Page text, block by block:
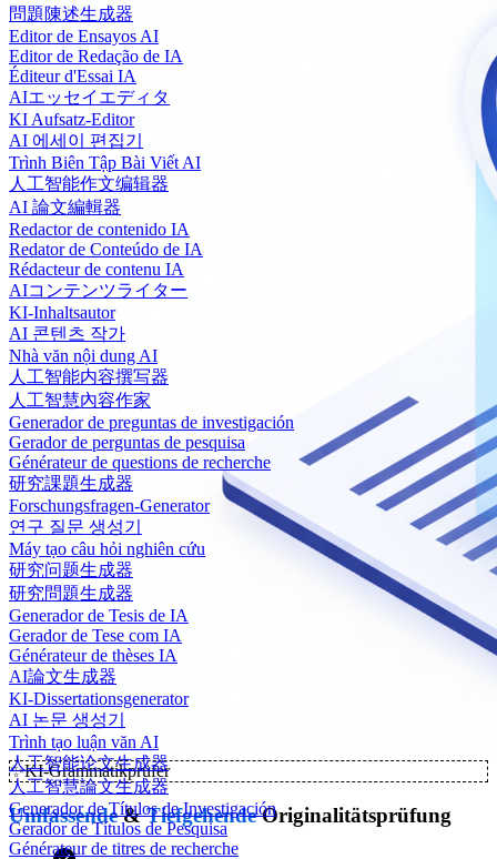
問題陳述生成器
Editor de Ensayos AI
Editor de Redação de IA
Éditeur d'Essai IA
AIエッセイエディタ
KI Aufsatz-Editor
AI 에세이 편집기
Trình Biên Tập Bài Viết AI
人工智能作文编辑器
AI 論文編輯器
Redactor de contenido IA
Redator de Conteúdo de IA
Rédacteur de contenu IA
AIコンテンツライター
KI-Inhaltsautor
AI 콘텐츠 작가
Nhà văn nội dung AI
人工智能内容撰写器
人工智慧內容作家
Generador de preguntas de investigación
Gerador de perguntas de pesquisa
Générateur de questions de recherche
研究課題生成器
Forschungsfragen-Generator
연구 질문 생성기
Máy tạo câu hỏi nghiên cứu
研究问题生成器
研究問題生成器
Generador de Tesis de IA
Gerador de Tese com IA
Générateur de thèses IA
AI論文生成器
KI-Dissertationsgenerator
AI 논문 생성기
Trình tạo luận văn AI
人工智能论文生成器
人工智慧論文生成器
Generador de Títulos de Investigación
Gerador de Títulos de Pesquisa
Générateur de titres de recherche
✨KI-Grammatikprüfer
Umfassende&TiefgehendeOriginalitätsprüfung